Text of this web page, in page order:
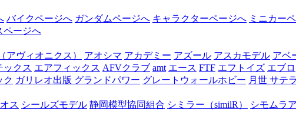
バイクページへ ガンダムページへ キャラクターページへ ミニカー
ページへ
アヴィオニクス） アオシマ アカデミー アズール アスカモデル アベ
ックス エアフィックス AFVクラブ amt エース FTF エフトイズ エブロ
ク ガリレオ出版 グランドパワー グレートウォールホビー 月世 サテ
ス シールズモデル 静岡模型協同組合 シミラー（similR） シモムラ